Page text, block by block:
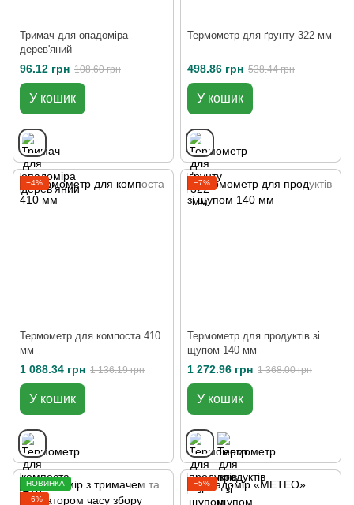
Тримач для опадоміра
дерев'яний
96.12 грн 108.60 грн
У кошик
Термометр для ґрунту 322 мм
498.86 грн 538.44 грн
У кошик
−4%
Термометр для компоста 410
мм
1 088.34 грн 1 136.19 грн
У кошик
−7%
Термометр для продуктів зі
щупом 140 мм
1 272.96 грн 1 368.00 грн
У кошик
НОВИНКА
−6%
−5%